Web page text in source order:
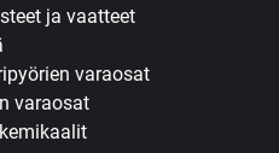
ja vaatteet
varaosat
varaosat